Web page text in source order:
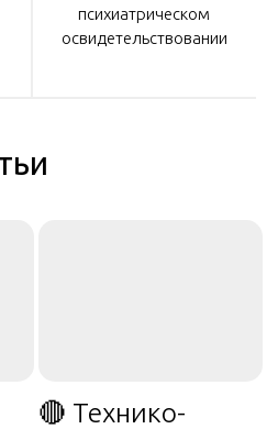
психиатрическом
освидетельствовании
🔴 Технико-